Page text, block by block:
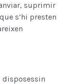
suprimir
s’hi presten
disposessin